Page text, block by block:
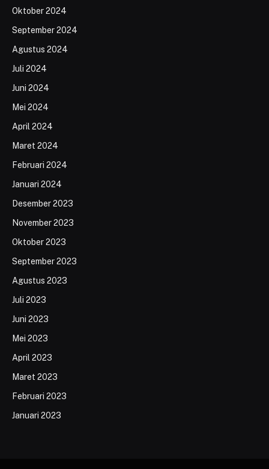
Oktober 2024
September 2024
Agustus 2024
Juli 2024
Juni 2024
Mei 2024
April 2024
Maret 2024
Februari 2024
Januari 2024
Desember 2023
November 2023
Oktober 2023
September 2023
Agustus 2023
Juli 2023
Juni 2023
Mei 2023
April 2023
Maret 2023
Februari 2023
Januari 2023